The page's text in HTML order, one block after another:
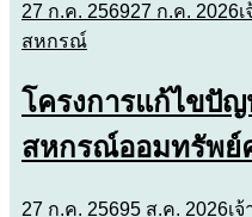
27 ก.ค. 256927 ก.ค. 2026
สหกรณ์
โครงการแก้ไขปั
สหกรณ์ออมทรัพย์
27 ก.ค. 25695 ส.ค. 2026เ